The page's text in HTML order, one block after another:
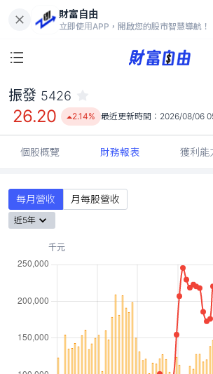
財富自由
立即使用APP，開啟您的股市智慧導航！
26.20
2.14%
振發 5426
26.20 2.14% 最近更新時間： 2026/08/06
個股概覽 財務報表 獲利能
每月營收 月每股營收
近5年